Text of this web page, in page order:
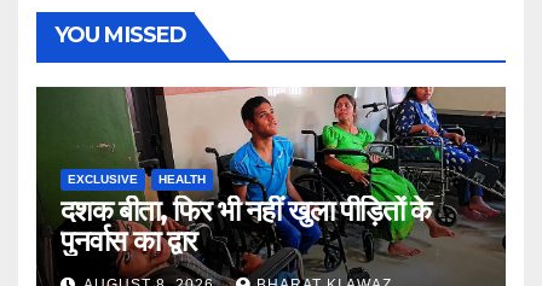
YOU MISSED
EXCLUSIVE HEALTH
दशक बीता, फिर भी नहीं खुला पीड़ितों के
पुनर्वास का द्वार